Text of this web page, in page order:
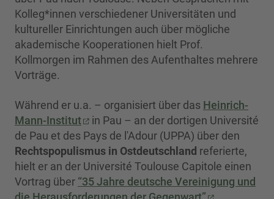
Kolleg*innen verschiedener Universitäten und
kultureller Einrichtungen auch über mögliche
akademische Kooperationen hielt Prof.
Kollmorgen im Rahmen des Aufenthaltes mehrere
Vorträge.
Während er u.a. – organisiert über das Heinrich-
Mann-Institut
in Pau – an der dortigen Université
de Pau et des Pays de l'Adour (UPPA) über den
Rechtspopulismus in Ostdeutschland referierte,
hielt er an der Université Toulouse Capitole einen
Vortrag über “35 Jahre deutsche Vereinigung und